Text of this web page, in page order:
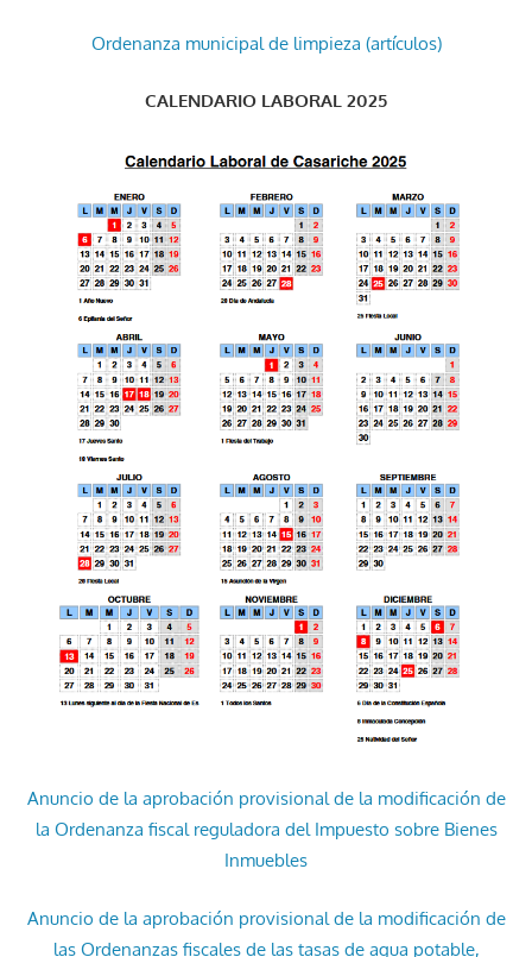
Ordenanza municipal de limpieza (artículos)
CALENDARIO LABORAL 2025
Anuncio de la aprobación provisional de la modificación de
la Ordenanza fiscal reguladora del Impuesto sobre Bienes
Inmuebles
Anuncio de la aprobación provisional de la modificación de
las Ordenanzas fiscales de las tasas de agua potable,